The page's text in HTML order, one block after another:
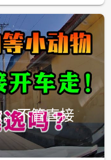
不管直接